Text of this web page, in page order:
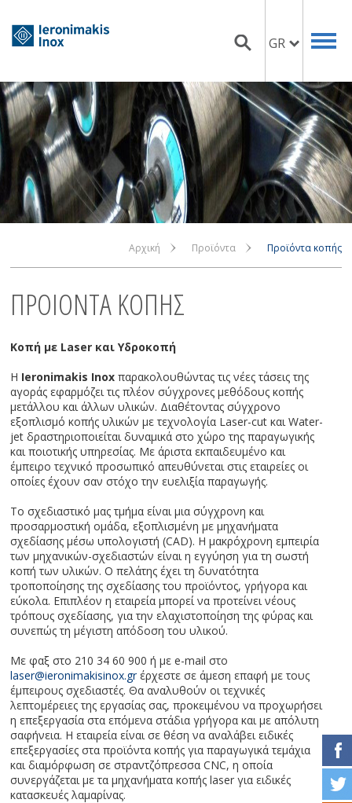
GR
Αρχική Προϊόντα Προϊόντα κοπής
ΠΡΟΙΟΝΤΑ ΚΟΠΗΣ
Κοπή με Laser και Υδροκοπή
Η Ieronimakis Inox παρακολουθώντας τις νέες τάσεις της
αγοράς εφαρμόζει τις πλέον σύγχρονες μεθόδους κοπής
μετάλλου και άλλων υλικών. Διαθέτοντας σύγχρονο
εξοπλισμό κοπής υλικών με τεχνολογία Laser-cut και Water-
jet δραστηριοποιείται δυναμικά στο χώρο της παραγωγικής
και ποιοτικής υπηρεσίας. Με άριστα εκπαιδευμένο και
έμπειρο τεχνικό προσωπικό απευθύνεται στις εταιρείες οι
οποίες έχουν σαν στόχο την ευελιξία παραγωγής.
Το σχεδιαστικό μας τμήμα είναι μια σύγχρονη και
προσαρμοστική ομάδα, εξοπλισμένη με μηχανήματα
σχεδίασης μέσω υπολογιστή (CAD). H μακρόχρονη εμπειρία
των μηχανικών-σχεδιαστών είναι η εγγύηση για τη σωστή
κοπή των υλικών. Ο πελάτης έχει τη δυνατότητα
τροποποίησης της σχεδίασης του προϊόντος, γρήγορα και
εύκολα. Επιπλέον η εταιρεία μπορεί να προτείνει νέους
τρόπους σχεδίασης, για την ελαχιστοποίηση της φύρας και
συνεπώς τη μέγιστη απόδοση του υλικού.
Με φαξ στο 210 34 60 900 ή με e-mail στο
laser@ieronimakisinox.grέρχεστε σε άμεση επαφή με τους
έμπειρους σχεδιαστές. Θα αναλυθούν οι τεχνικές
λεπτομέρειες της εργασίας σας, προκειμένου να προχωρήσει
η επεξεργασία στα επόμενα στάδια γρήγορα και με απόλυτη
σαφήνεια. Η εταιρεία είναι σε θέση να αναλάβει ειδικές
επεξεργασίες στα προϊόντα κοπής για παραγωγικά τεμάχια
και διαμόρφωση σε στραντζόπρεσσα CNC, η οποία
συνεργάζεται με τα μηχανήματα κοπής laser για ειδικές
κατασκευές λαμαρίνας.